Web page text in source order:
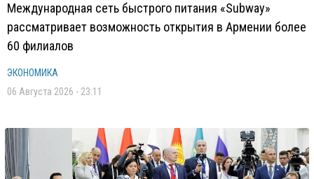
Международная сеть быстрого питания «Subway»
рассматривает возможность открытия в Армении более
60 филиалов
ЭКОНОМИКА
06 Августа 2026 - 23:11